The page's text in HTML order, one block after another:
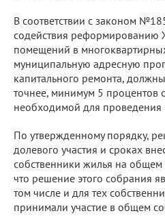
В соответствии с законом
содействия реформированию
помещений в
муниципальную адресную
капитального ремонта,
точнее, минимум 5 процентов
необходимой для проведения
По утвержденному порядку,
долевого участия и сроках
собственники жилья на общем
что решение этого собрания
том числе и для тех
принимали участие в общем